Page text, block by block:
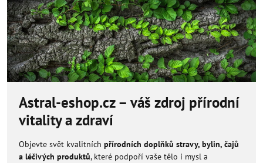
Astral-eshop.cz – váš zdroj přírodní
vitality a zdraví
Objevte svět kvalitních přírodních doplňků stravy, bylin, čajů
a léčivých produktů, které podpoří vaše tělo i mysl a